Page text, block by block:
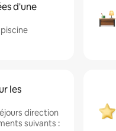
d'une
les
direction
suivants :